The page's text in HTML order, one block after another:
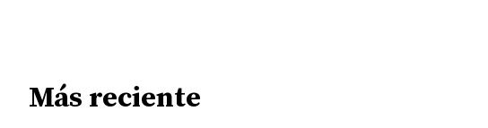
Más reciente